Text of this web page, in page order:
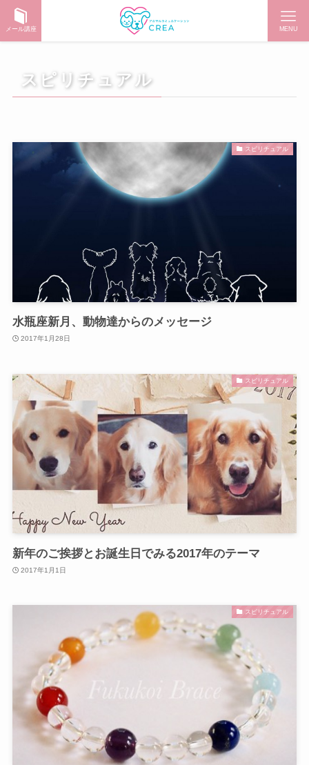
メール講座 MENU
スピリチュアル
スピリチュアル
水瓶座新月、動物達からのメッセージ
2017年1月28日
スピリチュアル
新年のご挨拶とお誕生日でみる2017年のテーマ
2017年1月1日
スピリチュアル